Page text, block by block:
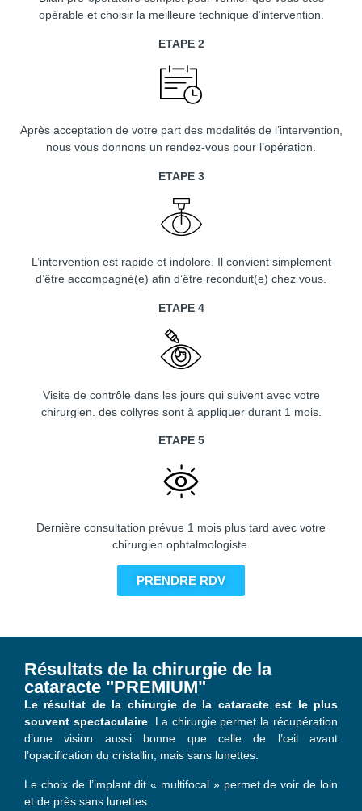
opérable et choisir la meilleure technique d’intervention.
ETAPE 2
Après acceptation de votre part des modalités de l’intervention,
nous vous donnons un rendez-vous pour l’opération.
ETAPE 3
L’intervention est rapide et indolore. Il convient simplement
d’être accompagné(e) afin d’être reconduit(e) chez vous.
ETAPE 4
Visite de contrôle dans les jours qui suivent avec votre
chirurgien. des collyres sont à appliquer durant 1 mois.
ETAPE 5
Dernière consultation prévue 1 mois plus tard avec votre
chirurgien ophtalmologiste.
PRENDRE RDV
Résultats de la chirurgie de la
cataracte "PREMIUM"
Le résultat de la chirurgie de la cataracte est le plus
souvent spectaculaire. La chirurgie permet la récupération
d’une vision aussi bonne que celle de l’œil avant
l’opacification du cristallin, mais sans lunettes.
Le choix de l’implant dit « multifocal » permet de voir de loin
et de près sans lunettes.